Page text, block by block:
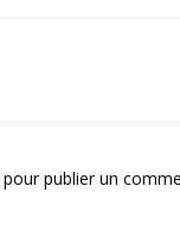
pour publier un